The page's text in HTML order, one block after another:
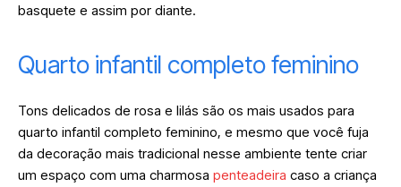
basquete e assim por diante.
Quarto infantil completo feminino
Tons delicados de rosa e lilás são os mais usados para
quarto infantil completo feminino, e mesmo que você fuja
da decoração mais tradicional nesse ambiente tente criar
um espaço com uma charmosa penteadeira caso a criança